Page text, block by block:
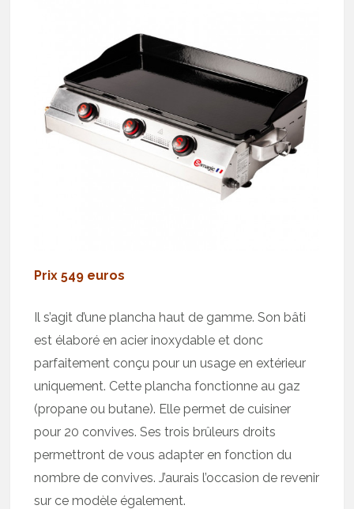
Prix 549 euros
Il s’agit d’une plancha haut de gamme. Son bâti
est élaboré en acier inoxydable et donc
parfaitement conçu pour un usage en extérieur
uniquement. Cette plancha fonctionne au gaz
(propane ou butane). Elle permet de cuisiner
pour 20 convives. Ses trois brûleurs droits
permettront de vous adapter en fonction du
nombre de convives. J’aurais l’occasion de revenir
sur ce modèle également.